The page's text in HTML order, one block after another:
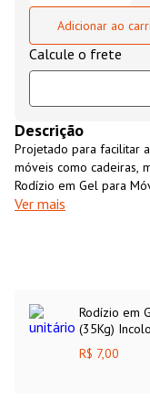
Adicionar ao
Descrição
Projetado para facilitar
móveis como cadeiras,
Rodízio em Gel para
é uma solução versátil
durabilidade, sua roda
movimentação
porcelanato.
Ver mais
Rodízio em
(35Kg)
R$ 7,00